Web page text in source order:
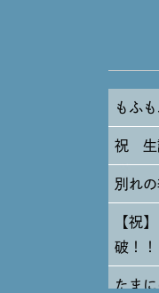
もふ
祝
別れ
【祝
破！！
たま